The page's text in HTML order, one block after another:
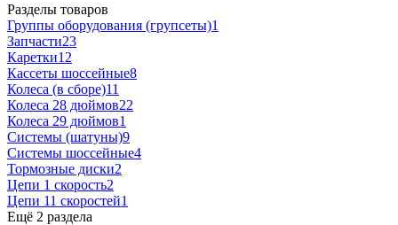
Разделы товаров
Группы оборудования (групсеты)1
Запчасти23
Каретки12
Кассеты шоссейные8
Колеса (в сборе)11
Колеса 28 дюймов22
Колеса 29 дюймов1
Системы (шатуны)9
Системы шоссейные4
Тормозные диски2
Цепи 1 скорость2
Цепи 11 скоростей1
Ещё 2 раздела